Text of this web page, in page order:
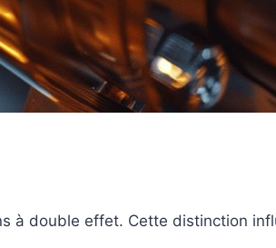
à double effet. Cette distinction